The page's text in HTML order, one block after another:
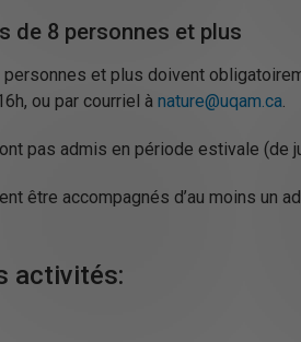
de 8 personnes et plus
et plus doivent
ou par courriel à nature@uqam.ca.
pas admis en période estivale (de
être accompagnés d’au moins un
activités: